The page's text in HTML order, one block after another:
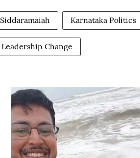
Siddaramaiah Karnataka Politics
Leadership Change